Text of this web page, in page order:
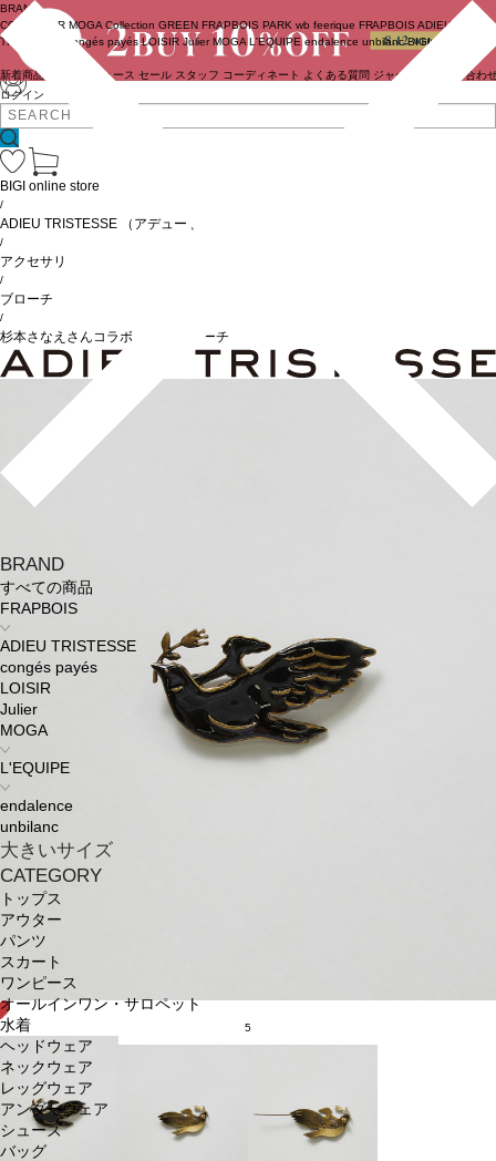
ログイン
BRAND
COUTURIER MOGA Collection GREEN FRAPBOIS PARK wb feerique FRAPBOIS ADIEU
TRISTESSE
congés payés LOISIR Julier MOGA L'EQUIPE endalence unbilanc BIGI online store
新着商品 ニュース セール スタッフ コーディネート よくある質問 ジャーナル お問い合わ
BRAND
すべての商品
FRAPBOIS
ADIEU TRISTESSE
congés payés
LOISIR
Julier
MOGA
L'EQUIPE
endalence
unbilanc
大きいサイズ
CATEGORY
トップス
アウター
パンツ
スカート
ワンピース
オールインワン・サロペット
水着
ヘッドウェア
ネックウェア
レッグウェア
アンダーウェア
シューズ
バッグ
BIGI online store
/
ADIEU TRISTESSE （アデュートリステス）
/
アクセサリ
/
ブローチ
/
杉本さなえさんコラボ バードブローチ
5